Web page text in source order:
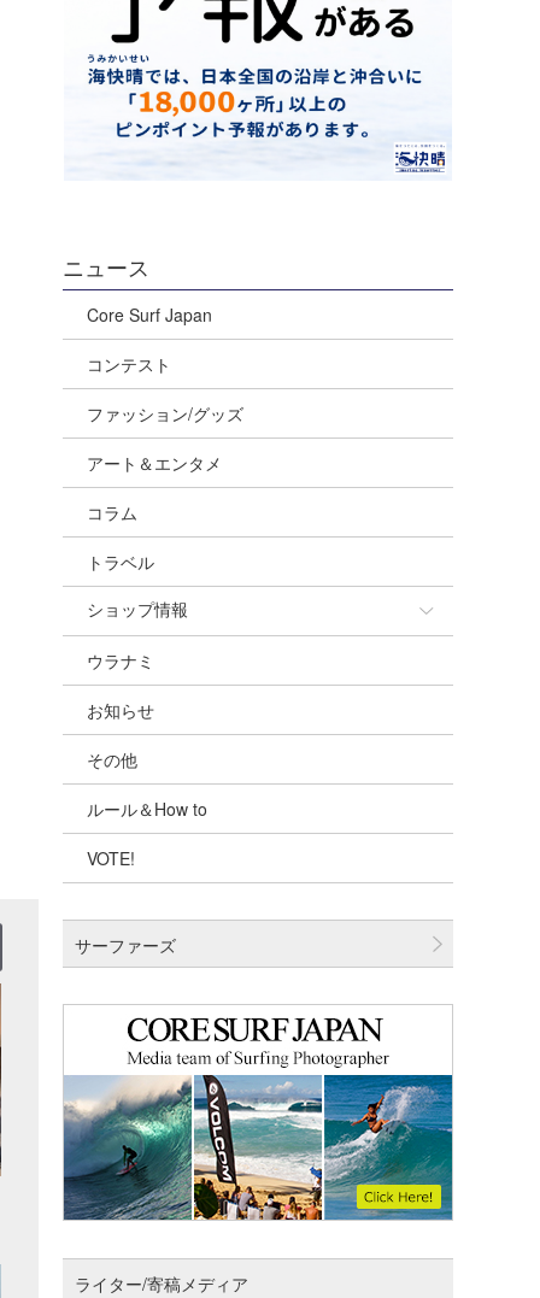
ニュース
Core Surf Japan
コンテスト
ファッション/グッズ
アート＆エンタメ
コラム
トラベル
ショップ情報
ショップ情報
湘南
千葉北
伊豆
千葉南
四国
沖縄
ウラナミ
お知らせ
その他
ルール＆How to
VOTE!
サーファーズ
ライター/寄稿メディア